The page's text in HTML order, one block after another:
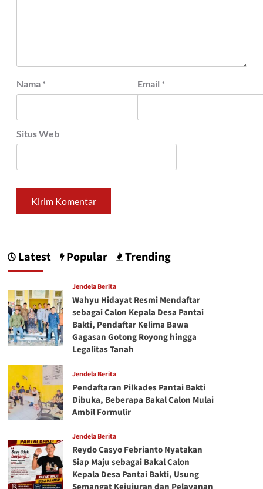
Nama * Email *
Situs Web
Latest Popular Trending
Jendela Berita
Wahyu Hidayat Resmi Mendaftar
sebagai Calon Kepala Desa Pantai
Bakti, Pendaftar Kelima Bawa
Gagasan Gotong Royong hingga
Legalitas Tanah
Jendela Berita
Pendaftaran Pilkades Pantai Bakti
Dibuka, Beberapa Bakal Calon Mulai
Ambil Formulir
Jendela Berita
Reydo Casyo Febrianto Nyatakan
Siap Maju sebagai Bakal Calon
Kepala Desa Pantai Bakti, Usung